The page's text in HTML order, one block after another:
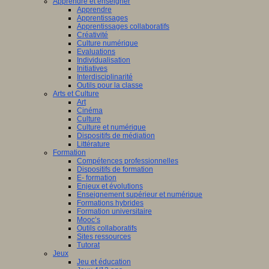
Apprendre
Apprentissages
Apprentissages collaboratifs
Créativité
Culture numérique
Evaluations
Individualisation
Initiatives
Interdisciplinarité
Outils pour la classe
Arts et Culture
Art
Cinéma
Culture
Culture et numérique
Dispositifs de médiation
Littérature
Formation
Compétences professionnelles
Dispositifs de formation
E- formation
Enjeux et évolutions
Enseignement supérieur et numérique
Formations hybrides
Formation universitaire
Mooc’s
Outils collaboratifs
Sites ressources
Tutorat
Jeux
Jeu et éducation